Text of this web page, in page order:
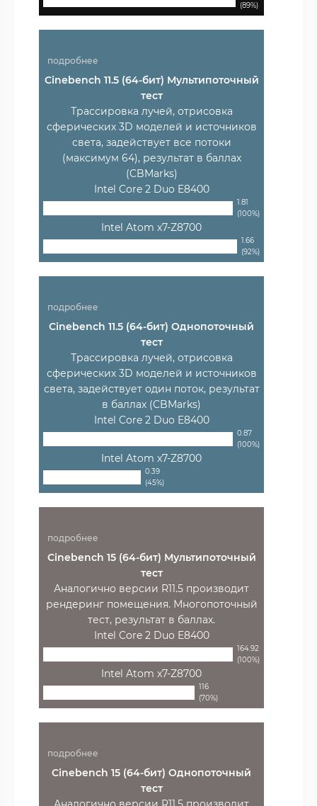
(89%)
подробнее
Cinebench 11.5 (64-бит) Мультипоточный
тест
Трассировка лучей, отрисовка
сферических 3D моделей и источников
света, задействует все потоки
(максимум 64), результат в баллах
(CBMarks)
Intel Core 2 Duo E8400
1.81
(100%)
Intel Atom x7-Z8700
1.66
(92%)
подробнее
Cinebench 11.5 (64-бит) Однопоточный
тест
Трассировка лучей, отрисовка
сферических 3D моделей и источников
света, задействует один поток, результат
в баллах (CBMarks)
Intel Core 2 Duo E8400
0.87
(100%)
Intel Atom x7-Z8700
0.39
(45%)
подробнее
Cinebench 15 (64-бит) Мультипоточный
тест
Аналогично версии R11.5 производит
рендеринг помещения. Многопоточный
тест, результат в баллах.
Intel Core 2 Duo E8400
164.92
(100%)
Intel Atom x7-Z8700
116
(70%)
подробнее
Cinebench 15 (64-бит) Однопоточный
тест